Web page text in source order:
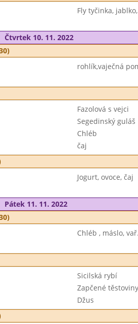
Fly tyčinka,
Čtvrtek 10. 11. 2022
rohlík,vaječná
Fazolová s vejci
Segedinský guláš
Chléb
čaj
Jogurt, ovoce, čaj
Pátek 11. 11. 2022
Chléb , máslo,
Sicilská rybí
Zapčené
Džus